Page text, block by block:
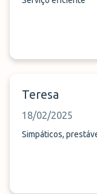
Teresa
18/02/2025
Simpáticos,